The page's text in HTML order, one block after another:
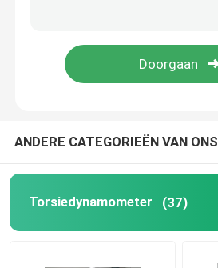
ANDERE CATEGORIEËN VAN ONS
Torsiedynamometer (37)